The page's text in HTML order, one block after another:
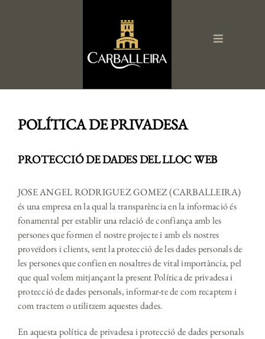
Toggle
La Carta
Regali Carballeira
Reserves
POLÍTICA DE PRIVADESA
PROTECCIÓ DE DADES DEL LLOC WEB
JOSE ANGEL RODRIGUEZ GOMEZ (CARBALLEIRA)
és una empresa en la qual la transparència en la informació és
fonamental per establir una relació de confiança amb les
persones que formen el nostre projecte i amb els nostres
proveïdors i clients, sent la protecció de les dades personals de
les persones que confien en nosaltres de vital importància, pel
que qual volem mitjançant la present Política de privadesa i
protecció de dades personals, informar-te de com recaptem i
com tractem o utilitzem aquestes dades.
En aquesta política de privadesa i protecció de dades personals